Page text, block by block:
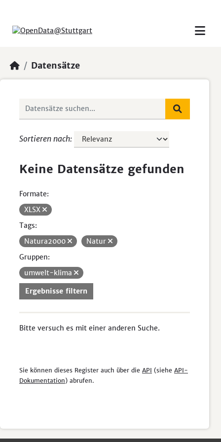
Datensätze
Sortieren nach
Keine Datensätze gefunden
Formate:
XLSX
Tags:
Natura2000
Natur
Gruppen:
umwelt-klima
Ergebnisse filtern
Bitte versuch es mit einer anderen Suche.
Sie können dieses Register auch über die API (siehe API-
Dokumentation) abrufen.